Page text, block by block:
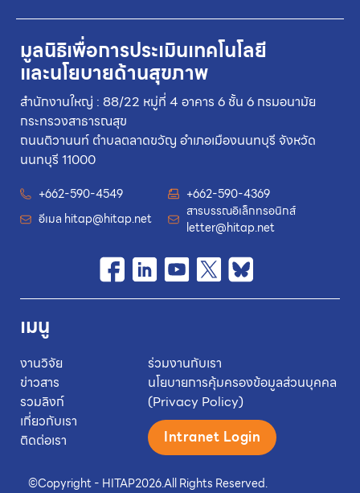
©Copyright - HITAP2026.All Rights Reserved.
มูลนิธิเพื่อการประเมินเทคโนโลยี
และนโยบายด้านสุขภาพ
สำนักงานใหญ่ : 88/22 หมู่ที่ 4 อาคาร 6 ชั้น 6 กรมอนามัย
กระทรวงสาธารณสุข
ถนนติวานนท์ ตำบลตลาดขวัญ อำเภอเมืองนนทบุรี จังหวัด
นนทบุรี 11000
+662-590-4549
+662-590-4369
อีเมล hitap@hitap.net
สารบรรณอิเล็กทรอนิกส์
letter@hitap.net
เมนู
งานวิจัย
ข่าวสาร
รวมลิงก์
เกี่ยวกับเรา
ติดต่อเรา
ร่วมงานกับเรา
นโยบายการคุ้มครองข้อมูลส่วนบุคคล
(Privacy Policy)
Intranet Login